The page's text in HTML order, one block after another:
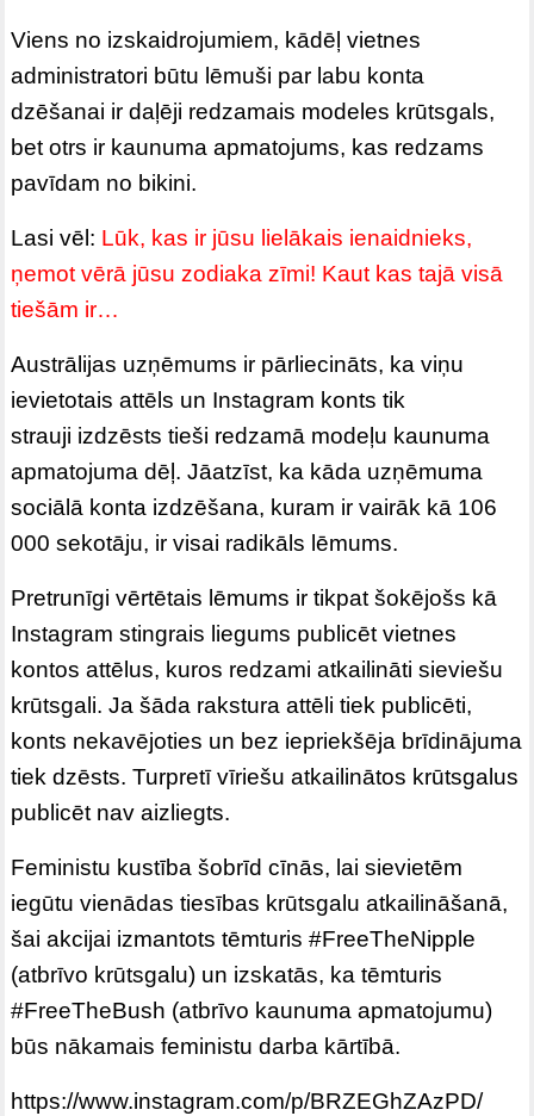
Viens no izskaidrojumiem, kādēļ vietnes
administratori būtu lēmuši par labu konta
dzēšanai ir daļēji redzamais modeles krūtsgals,
bet otrs ir kaunuma apmatojums, kas redzams
pavīdam no bikini.
Lasi vēl: Lūk, kas ir jūsu lielākais ienaidnieks,
ņemot vērā jūsu zodiaka zīmi! Kaut kas tajā visā
tiešām ir…
Austrālijas uzņēmums ir pārliecināts, ka viņu
ievietotais attēls un Instagram konts tik
strauji izdzēsts tieši redzamā modeļu kaunuma
apmatojuma dēļ. Jāatzīst, ka kāda uzņēmuma
sociālā konta izdzēšana, kuram ir vairāk kā 106
000 sekotāju, ir visai radikāls lēmums.
Pretrunīgi vērtētais lēmums ir tikpat šokējošs kā
Instagram stingrais liegums publicēt vietnes
kontos attēlus, kuros redzami atkailināti sieviešu
krūtsgali. Ja šāda rakstura attēli tiek publicēti,
konts nekavējoties un bez iepriekšēja brīdinājuma
tiek dzēsts. Turpretī vīriešu atkailinātos krūtsgalus
publicēt nav aizliegts.
Feministu kustība šobrīd cīnās, lai sievietēm
iegūtu vienādas tiesības krūtsgalu atkailināšanā,
šai akcijai izmantots tēmturis #FreeTheNipple
(atbrīvo krūtsgalu) un izskatās, ka tēmturis
#FreeTheBush (atbrīvo kaunuma apmatojumu)
būs nākamais feministu darba kārtībā.
https://www.instagram.com/p/BRZEGhZAzPD/